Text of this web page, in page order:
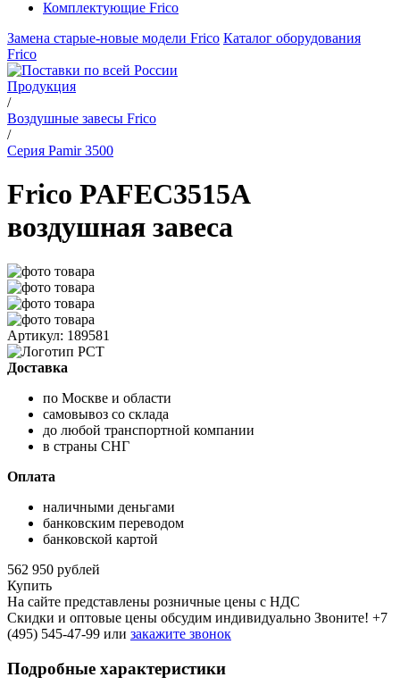
Комплектующие Frico
Замена старые-новые модели Frico Каталог оборудования
Frico
Продукция
/
Воздушные завесы Frico
/
Серия Pamir 3500
Frico PAFEC3515A
воздушная завеса
Артикул: 189581
Доставка
по Москве и области
самовывоз со склада
до любой транспортной компании
в страны СНГ
Оплата
наличными деньгами
банковским переводом
банковской картой
562 950 рублей
Купить
На сайте представлены розничные цены с НДС
Скидки и оптовые цены обсудим индивидуально Звоните! +7
(495) 545-47-99 или закажите звонок
Подробные характеристики